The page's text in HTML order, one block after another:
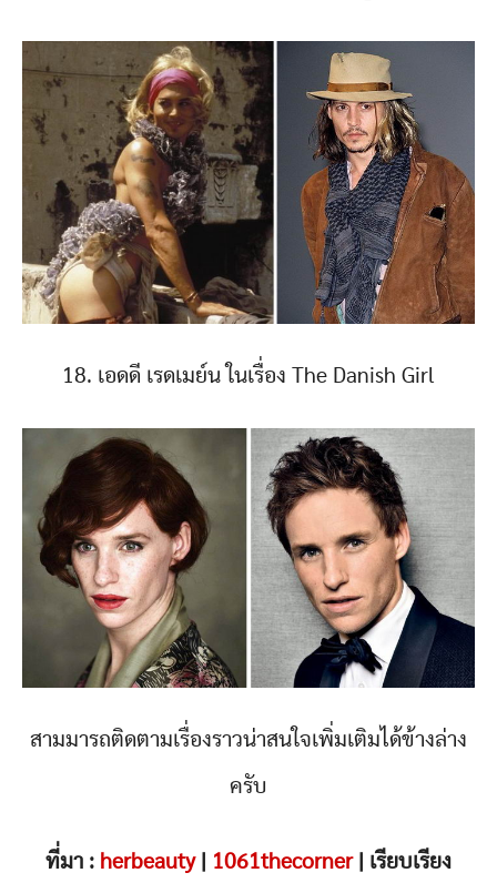
18. เอดดี เรดเมย์น ในเรื่อง The Danish Girl
สามมารถติดตามเรื่องราวน่าสนใจเพิ่มเติมได้ข้างล่าง
ครับ
ที่มา : herbeauty| 1061thecorner| เรียบเรียง